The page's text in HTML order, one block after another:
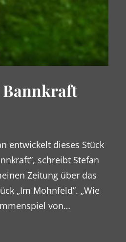
Bannkraft
entwickelt dieses Stück
schreibt Stefan
Zeitung über das
„Im Mohnfeld”. „Wie
von…